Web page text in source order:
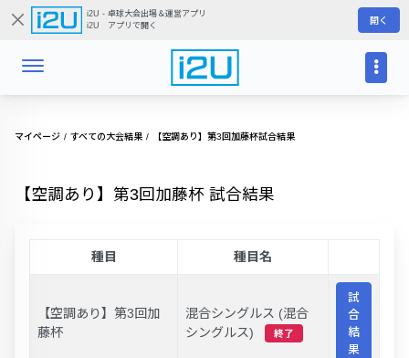
i2U - 卓球大会出場＆運営アプリ
i2U アプリで開く
開く
マイページ すべての大会結果 【空調あり】第3回加藤杯試合結果
【空調あり】第3回加藤杯 試合結果
種目 種目名
【空調あり】第3回加
藤杯
混合シングルス (混合
シングルス)
終了
試
合
結
果